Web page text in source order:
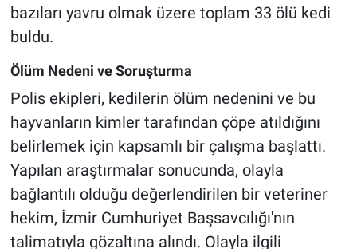
bazıları yavru olmak üzere toplam 33 ölü kedi
buldu.
Ölüm Nedeni ve Soruşturma
Polis ekipleri, kedilerin ölüm nedenini ve bu
hayvanların kimler tarafından çöpe atıldığını
belirlemek için kapsamlı bir çalışma başlattı.
Yapılan araştırmalar sonucunda, olayla
bağlantılı olduğu değerlendirilen bir veteriner
hekim, İzmir Cumhuriyet Başsavcılığı'nın
talimatıyla gözaltına alındı. Olayla ilgili